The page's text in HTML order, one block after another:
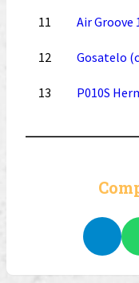
11 Air Groove
12 Gosatelo
13 P010S